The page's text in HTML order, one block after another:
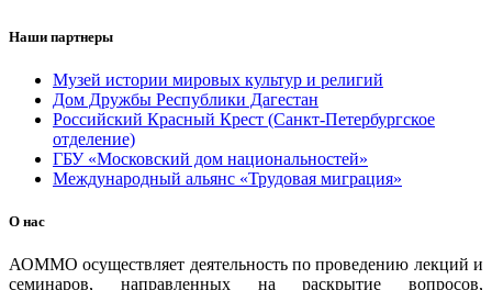
Наши партнеры
Музей истории мировых культур и религий
Дом Дружбы Республики Дагестан
Российский Красный Крест (Санкт-Петербургское
отделение)
ГБУ «Московский дом национальностей»
Международный альянс «Трудовая миграция»
О нас
АОММО осуществляет деятельность по проведению лекций и
семинаров, направленных на раскрытие вопросов,